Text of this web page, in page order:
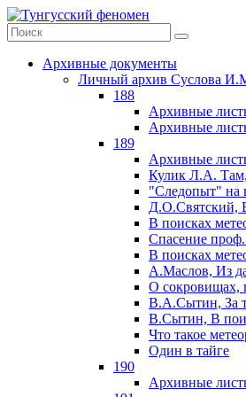
Архивные документы
Личный архив Суслова
188
Архивные
Архивные
189
Архивные
Кулик Л.А. Там,
"Следопыт" на
Д.О.Святский,
В поисках
Спасение
В поисках
А.Маслов, Из
О сокровищах,
В.А.Сытин, За
В.Сытин, В
Что такое
Один в тайге
190
Архивные